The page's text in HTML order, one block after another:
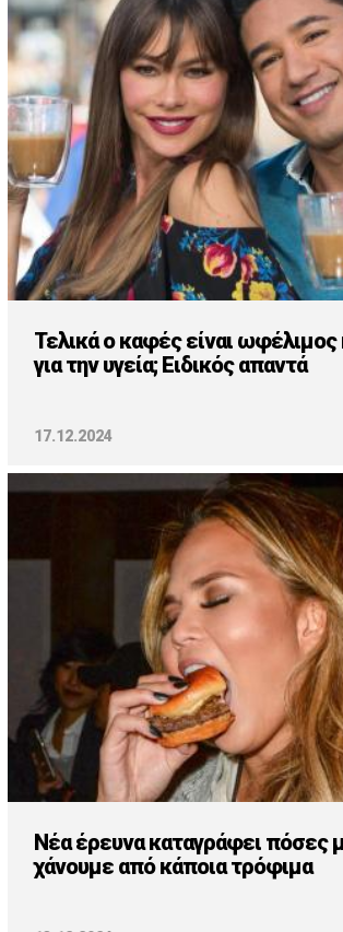
Τελικά ο καφές είναι
για την υγεία; Ειδικός απαντά
17.12.2024
Νέα έρευνα καταγράφει πόσες
χάνουμε από κάποια τρόφιμα